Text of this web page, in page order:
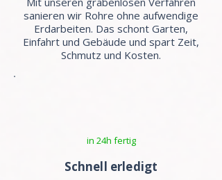
sanieren wir Rohre ohne aufwendige
Erdarbeiten. Das schont Garten,
Einfahrt und Gebäude und spart Zeit,
Schmutz und Kosten.
in 24h fertig
Schnell erledigt